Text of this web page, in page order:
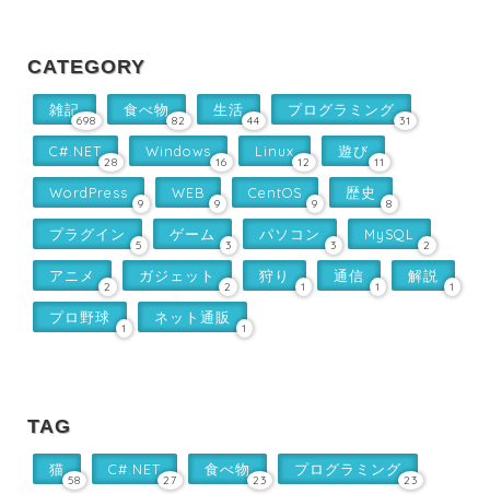
CATEGORY
雑記
698
食べ物
82
生活
44
プログラミング
31
C#.NET
28
Windows
16
Linux
12
遊び
11
WordPress
9
WEB
9
CentOS
9
歴史
8
プラグイン
5
ゲーム
3
パソコン
3
MySQL
2
アニメ
2
ガジェット
2
狩り
1
通信
1
解説
1
プロ野球
1
ネット通販
1
TAG
猫
58
C#.NET
27
食べ物
23
プログラミング
23